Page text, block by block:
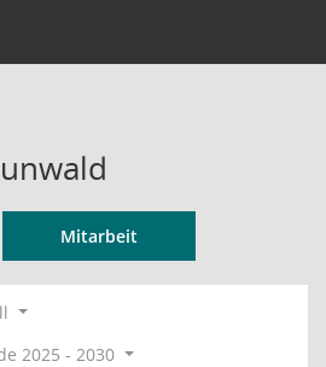
Mitarbeit
2025 - 2030